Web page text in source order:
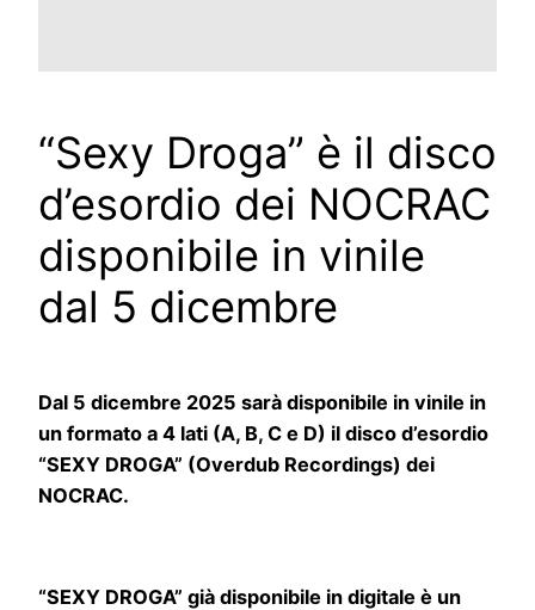
“Sexy Droga” è il disco
d’esordio dei NOCRAC
disponibile in vinile
dal 5 dicembre
Dal 5 dicembre 2025 sarà disponibile in vinile in
un formato a 4 lati (A, B, C e D) il disco d’esordio
“SEXY DROGA” (Overdub Recordings) dei
NOCRAC.
“SEXY DROGA” già disponibile in digitale è un